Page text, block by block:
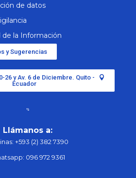
de datos
de la Información
y Sugerencias
26 y Av. 6 de Diciembre. Quito -
Ecuador
Llámanos a:
+593 (2) 382 7390
096 972 9361